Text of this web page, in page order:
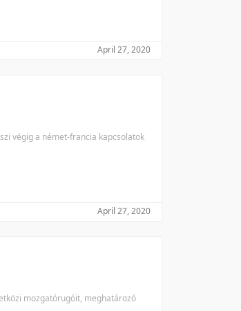
April 27, 2020
végig a német-francia kapcsolatok
April 27, 2020
mozgatórugóit, meghatározó